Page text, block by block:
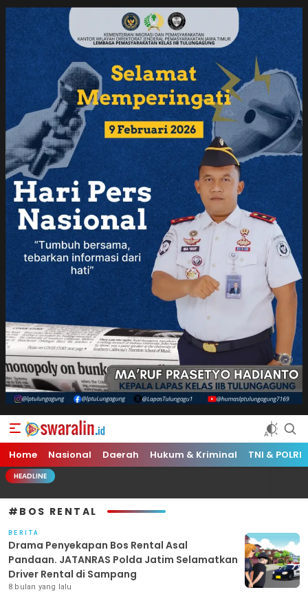
Swara Lin
Independent, Tajam & Profesional
Home Nasional Daerah Hukum & Kriminal TNI & POLRI
HEADLINE
#BOS RENTAL
BERITA
Drama Penyekapan Bos Rental Asal
Pandaan. JATANRAS Polda Jatim Selamatkan
Driver Rental di Sampang
8 bulan yang lalu